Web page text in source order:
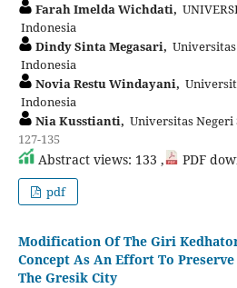
Farah Imelda Wichdati,
Indonesia
Dindy Sinta Megasari,
Indonesia
Novia Restu Windayani,
Indonesia
Nia Kusstianti, Universitas
127-135
Abstract views: 133 , PDF
pdf
Modification Of The Giri
Concept As An Effort To
The Gresik City